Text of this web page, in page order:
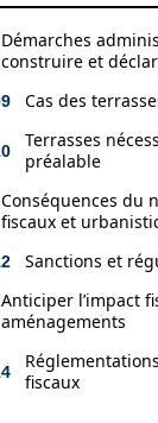
Démarches
construire et
Cas des
Terrasses
préalable
Conséquences du
fiscaux et
Sanctions et
Anticiper l’impact
aménagements
fiscaux